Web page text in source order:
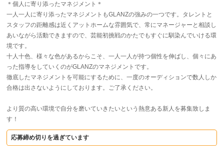
＊個人に寄り添ったマネジメント＊
一人一人に寄り添ったマネジメントもGLANZの強みの一つです。タレントと
スタッフの距離感は近くアットホームな雰囲気で、常にマネージャーと相談し
あいながら活動できますので、芸能初挑戦のかたでもすぐに馴染んでいける環
境です。
十人十色、様々な色があるからこそ、一人一人が持つ個性を伸ばし、個々にあ
った指導をしていくのがGLANZのマネジメントです。
徹底したマネジメントを可能にするために、一度のオーディションで数人しか
合格は出さないようにしております。ご了承ください。
より質の高い環境で自分を磨いていきたいという熱意ある新人を募集致しま
す！
応募締め切りを過ぎています